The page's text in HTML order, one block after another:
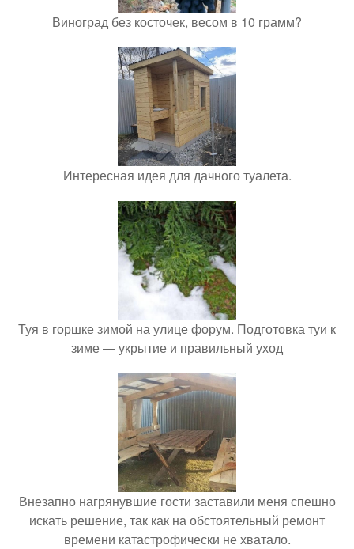
Виноград без косточек, весом в 10 грамм?
Интересная идея для дачного туалета.
Туя в горшке зимой на улице форум. Подготовка туи к
зиме — укрытие и правильный уход
Внезапно нагрянувшие гости заставили меня спешно
искать решение, так как на обстоятельный ремонт
времени катастрофически не хватало.